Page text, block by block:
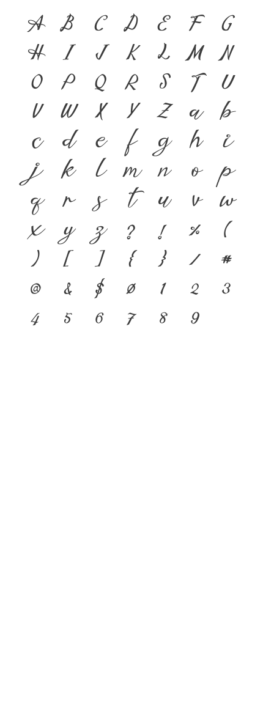
A B C D E F G
H I J K L M N
O P Q R S T U
V W X Y Z a b
c d e f g h i
j k l m n o p
q r s t u v w
x y z ? ! % (
) [ ] { } / #
@ & $ 0 1 2 3
4 5 6 7 8 9